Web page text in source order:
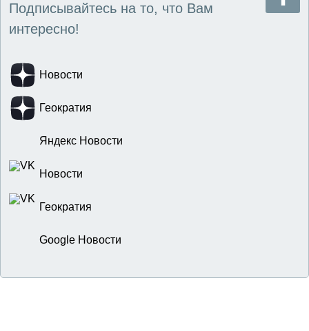
Подписывайтесь на то, что Вам
интересно!
Новости
Геократия
Яндекс Новости
Новости
Геократия
Google Новости